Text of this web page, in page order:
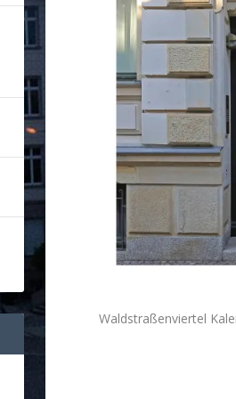
Waldstraßenviertel